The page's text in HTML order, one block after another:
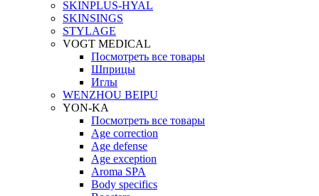
SKINPLUS-HYAL
SKINSINGS
STYLAGE
VOGT MEDICAL
Посмотреть все товары
Шприцы
Иглы
WENZHOU BEIPU
YON-KA
Посмотреть все товары
Age correction
Age defense
Age exception
Aroma SPA
Body specifics